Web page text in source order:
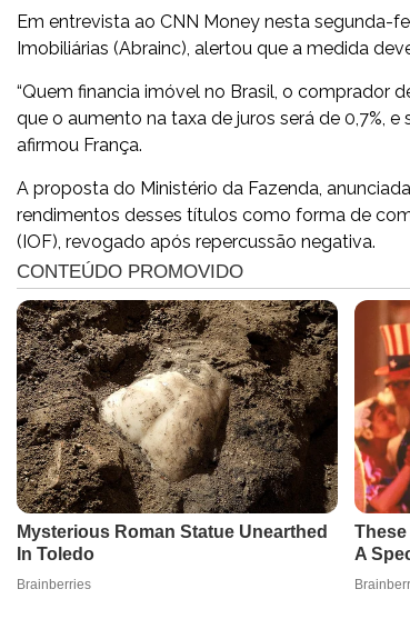
Em entrevista ao CNN Money nesta segunda-
Imobiliárias (Abrainc), alertou que a medida
“Quem financia imóvel no Brasil, o comprador
que o aumento na taxa de juros será de 0,7%,
afirmou França.
A proposta do Ministério da Fazenda,
rendimentos desses títulos como forma de
(IOF), revogado após repercussão negativa.